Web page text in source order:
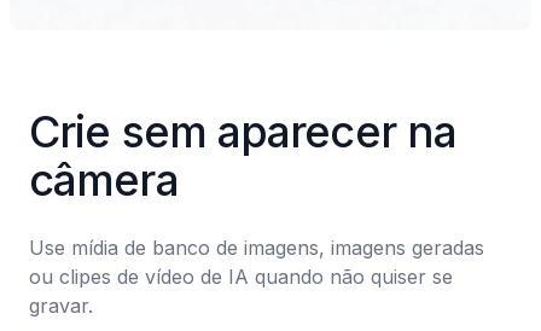
Crie sem aparecer na
câmera
Use mídia de banco de imagens, imagens geradas
ou clipes de vídeo de IA quando não quiser se
gravar.